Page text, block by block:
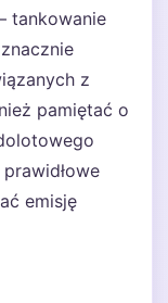
tankowanie
z
pamiętać o
emisję